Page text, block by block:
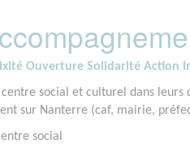
Ouverture Solidarité Action
social et culturel dans
sur Nanterre (caf, mairie,
social